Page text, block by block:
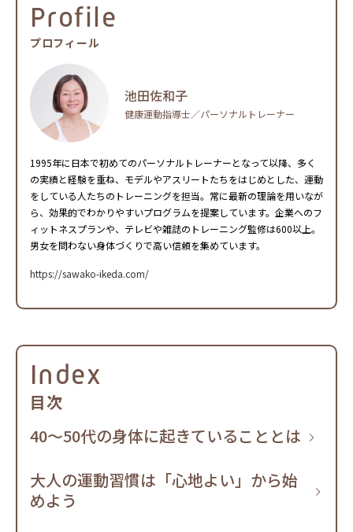
Profile
プロフィール
池田佐和子
健康運動指導士／パーソナルトレーナー
1995年に日本で初めてのパーソナルトレーナーとなって以降、多く
の実績と経験を重ね、モデルやアスリートたちをはじめとした、運動
をしている人たちのトレーニングを担当。常に最新の理論を用いなが
ら、効果的でわかりやすいプログラムを提案しています。企業へのフ
ィットネスプランや、テレビや雑誌のトレーニング監修は600以上。
男女を問わない身体づくりで高い信頼を集めています。
https://sawako-ikeda.com/
Index
目次
40～50代の身体に起きていることとは
大人の運動習慣は「心地よい」から始
めよう